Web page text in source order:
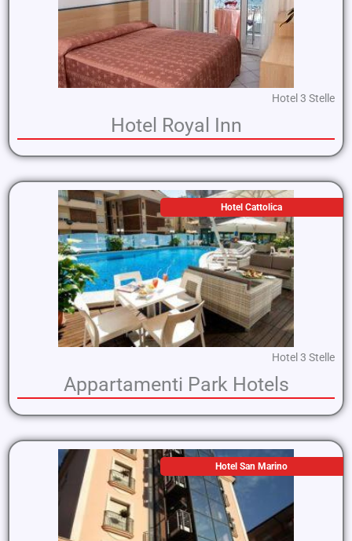
Hotel 3 Stelle
Hotel Royal Inn
Hotel Cattolica
Hotel 3 Stelle
Appartamenti Park Hotels
Hotel San Marino